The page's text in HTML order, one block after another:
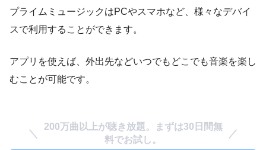
プライムミュージックはPCやスマホなど、様々なデバイ
スで利用することができます。
アプリを使えば、外出先などいつでもどこでも音楽を楽し
むことが可能です。
200万曲以上が聴き放題。まずは30日間無
料でお試し。